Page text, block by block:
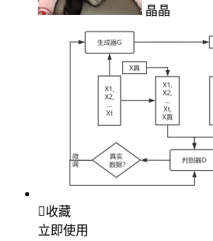
晶晶
收藏
立即使用